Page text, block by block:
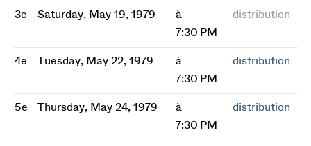
3e Saturday, May 19, 1979
à
7:30 PM
distribution
4e Tuesday, May 22, 1979
à
7:30 PM
distribution
5e Thursday, May 24, 1979
à
7:30 PM
distribution